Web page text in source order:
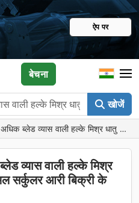
ऐप पर
खोजें
बेचना
ब्लेड व्यास वाली हल्के मिश्र धातु /
व्यास वाली हल्के मिश्र
सर्कुलर आरी बिक्री के